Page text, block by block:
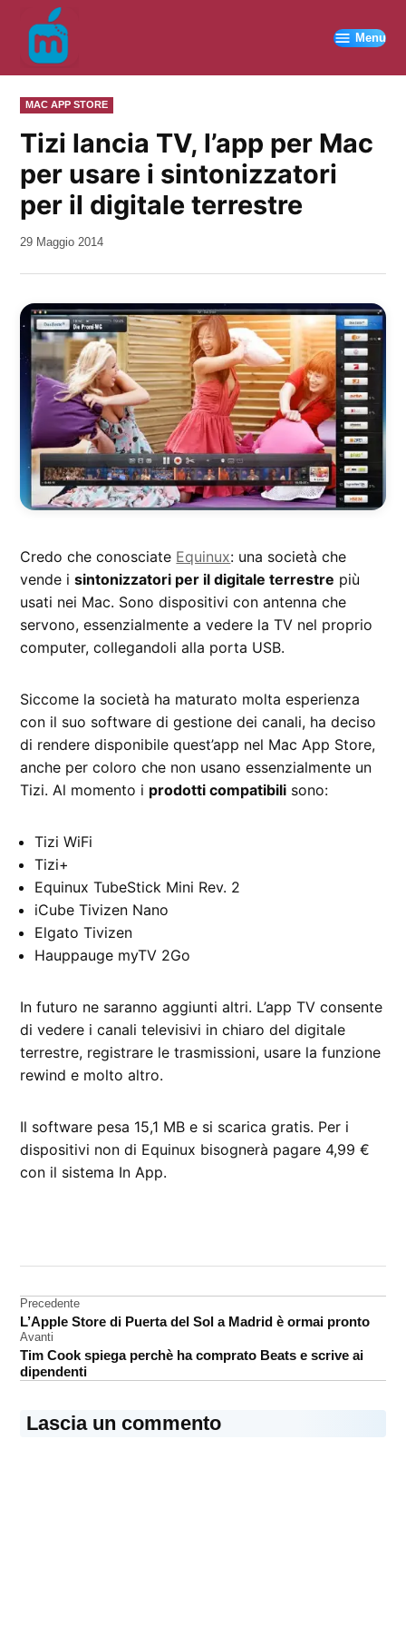
contenuto
Menu
PUBBLICATO
IN
MAC APP STORE
Tizi lancia TV, l’app per Mac
per usare i sintonizzatori
per il digitale terrestre
da
29 Maggio 2014
Credo che conosciate Equinux: una società che
vende isintonizzatori per il digitale terrestre più
usati nei Mac. Sono dispositivi con antenna che
servono, essenzialmente a vedere la TV nel proprio
computer, collegandoli alla porta USB.
Siccome la società ha maturato molta esperienza
con il suo software di gestione dei canali, ha deciso
di rendere disponibile quest’app nel Mac App Store,
anche per coloro che non usano essenzialmente un
Tizi. Al momento i prodotti compatibili sono:
Tizi WiFi
Tizi+
Equinux TubeStick Mini Rev. 2
iCube Tivizen Nano
Elgato Tivizen
Hauppauge myTV 2Go
In futuro ne saranno aggiunti altri. L’app TV consente
di vedere i canali televisivi in chiaro del digitale
terrestre, registrare le trasmissioni, usare la funzione
rewind e molto altro.
Il software pesa 15,1 MB e si scarica gratis. Per i
dispositivi non di Equinux bisognerà pagare 4,99 €
con il sistema In App.
Store
Software
Navigazione
articoli
Precedente
L’Apple Store di Puerta del Sol a Madrid è ormai pronto
Avanti
Tim Cook spiega perchè ha comprato Beats e scrive ai
dipendenti
Lascia un commento